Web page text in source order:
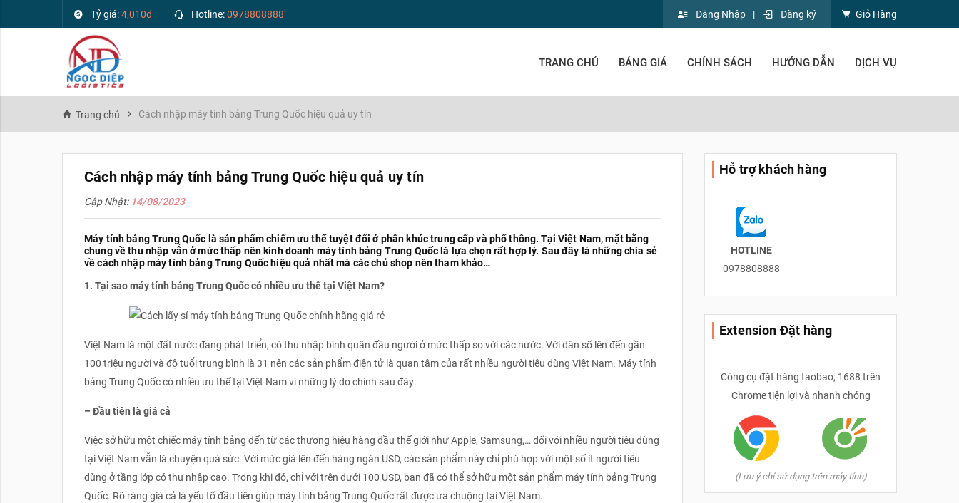
Tỷ giá:4,010đ Hotline:0978808888 Đăng Nhập | Đăng ký Giỏ Hàng
TRANG CHỦ BẢNG GIÁ CHÍNH SÁCH HƯỚNG DẪN DỊCH VỤ
Trang chủ Cách nhập máy tính bảng Trung Quốc hiệu quả uy tín
Cách nhập máy tính bảng Trung Quốc hiệu quả uy tín
Cập Nhật: 14/08/2023
Máy tính bảng Trung Quốc là sản phẩm chiếm ưu thế tuyệt đối ở phân khúc trung cấp và phổ thông. Tại Việt Nam, mặt bằng
chung về thu nhập vẫn ở mức thấp nên kinh doanh máy tính bảng Trung Quốc là lựa chọn rất hợp lý. Sau đây là những chia sẻ
về cách nhập máy tính bảng Trung Quốc hiệu quả nhất mà các chủ shop nên tham khảo…
1. Tại sao máy tính bảng Trung Quốc có nhiều ưu thế tại Việt Nam?
Việt Nam là một đất nước đang phát triển, có thu nhập bình quân đầu người ở mức thấp so với các nước. Với dân số lên đến gần
100 triệu người và độ tuổi trung bình là 31 nên các sản phẩm điện tử là quan tâm của rất nhiều người tiêu dùng Việt Nam. Máy tính
bảng Trung Quốc có nhiều ưu thế tại Việt Nam vì những lý do chính sau đây:
– Đầu tiên là giá cả
Việc sở hữu một chiếc máy tính bảng đến từ các thương hiệu hàng đầu thế giới như Apple, Samsung,… đối với nhiều người tiêu dùng
tại Việt Nam vẫn là chuyện quá sức. Với mức giá lên đến hàng ngàn USD, các sản phẩm này chỉ phù hợp với một số ít người tiêu
dùng ở tầng lớp có thu nhập cao. Trong khi đó, chỉ với trên dưới 100 USD, bạn đã có thể sở hữu một sản phẩm máy tính bảng Trung
Quốc. Rõ ràng giá cả là yếu tố đầu tiên giúp máy tính bảng Trung Quốc rất được ưa chuộng tại Việt Nam.
Hỗ trợ khách hàng
HOTLINE
0978808888
Extension Đặt hàng
Công cụ đặt hàng taobao, 1688 trên
Chrome tiện lợi và nhanh chóng
(Lưu ý chỉ sử dụng trên máy tính)